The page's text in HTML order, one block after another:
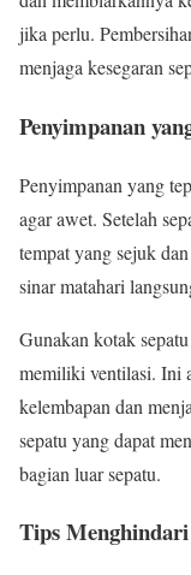
jika perlu.
menjaga kesegaran
Penyimpanan
Penyimpanan yang
agar awet. Setelah
tempat yang sejuk
sinar matahari
Gunakan kotak
memiliki ventilasi. Ini
kelembapan dan
sepatu yang dapat
bagian luar sepatu.
Tips